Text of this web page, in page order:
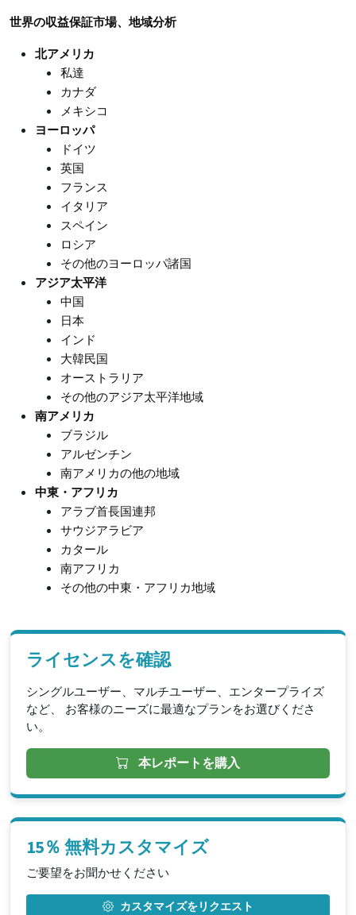
世界の収益保証市場、地域分析
北アメリカ
私達
カナダ
メキシコ
ヨーロッパ
ドイツ
英国
フランス
イタリア
スペイン
ロシア
その他のヨーロッパ諸国
アジア太平洋
中国
日本
インド
大韓民国
オーストラリア
その他のアジア太平洋地域
南アメリカ
ブラジル
アルゼンチン
南アメリカの他の地域
中東・アフリカ
アラブ首長国連邦
サウジアラビア
カタール
南アフリカ
その他の中東・アフリカ地域
ライセンスを確認
シングルユーザー、マルチユーザー、エンタープライズ
など、 お客様のニーズに最適なプランをお選びくださ
い。
本レポートを購入
15％ 無料カスタマイズ
ご要望をお聞かせください
カスタマイズをリクエスト